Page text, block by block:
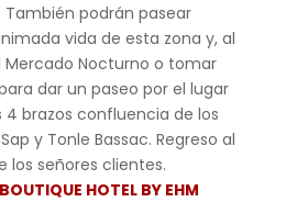
podrán pasear
vida de esta zona y, al
Mercado Nocturno o tomar
dar un paseo por el lugar
brazos confluencia de los
y Tonle Bassac. Regreso al
los señores clientes.
HOTEL BY EHM